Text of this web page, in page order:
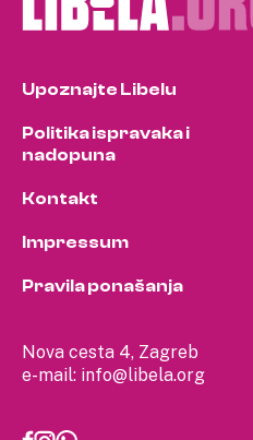
Nova cesta 4, Zagreb
e-mail: info@libela.org
Upoznajte Libelu
Politika ispravaka i
nadopuna
Kontakt
Impressum
Pravila ponašanja